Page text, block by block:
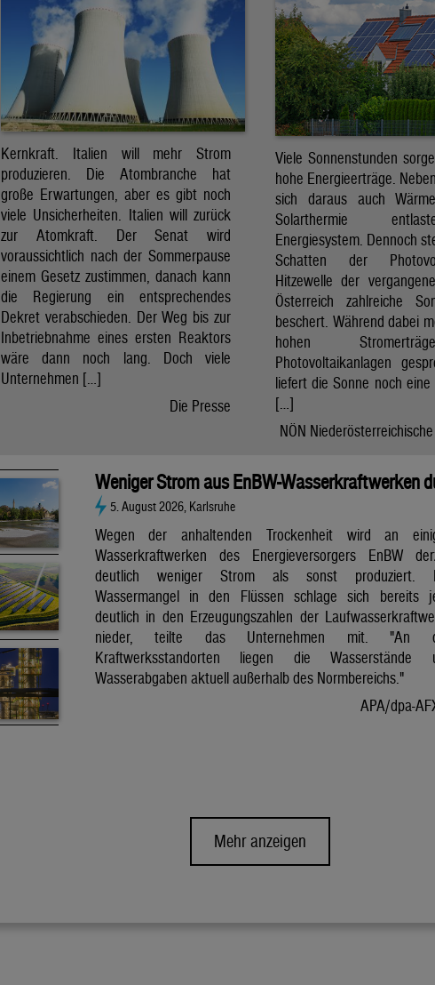
Kernkraft. Italien will mehr Strom
produzieren. Die Atombranche hat
große Erwartungen, aber es gibt noch
viele Unsicherheiten. Italien will zurück
zur Atomkraft. Der Senat wird
voraussichtlich nach der Sommerpause
einem Gesetz zustimmen, danach kann
die Regierung ein entsprechendes
Dekret verabschieden. Der Weg bis zur
Inbetriebnahme eines ersten Reaktors
wäre dann noch lang. Doch viele
Unternehmen […]
Die Presse
Viele Sonnenstunden
hohe Energieerträge.
sich daraus auch
Solarthermie
Energiesystem. Dennoch
Schatten der
Hitzewelle der
Österreich zahlreiche
beschert. Während dabei
hohen
Photovoltaikanlagen
liefert die Sonne noch
[…]
NÖN
Weniger Strom aus EnBW-Wasserkraftwerken
5. August 2026, Karlsruhe
Wegen der anhaltenden Trockenheit wird an
Wasserkraftwerken des Energieversorgers EnBW
deutlich weniger Strom als sonst produziert.
Wassermangel in den Flüssen schlage sich bereits
deutlich in den Erzeugungszahlen der
nieder, teilte das Unternehmen mit. "An
Kraftwerksstandorten liegen die Wasserstände
Wasserabgaben aktuell außerhalb des Normbereichs."
APA/dpa-
Mehr anzeigen